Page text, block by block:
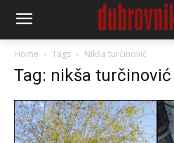
Home Tags Nikša turčinović
Tag: nikša turčinović